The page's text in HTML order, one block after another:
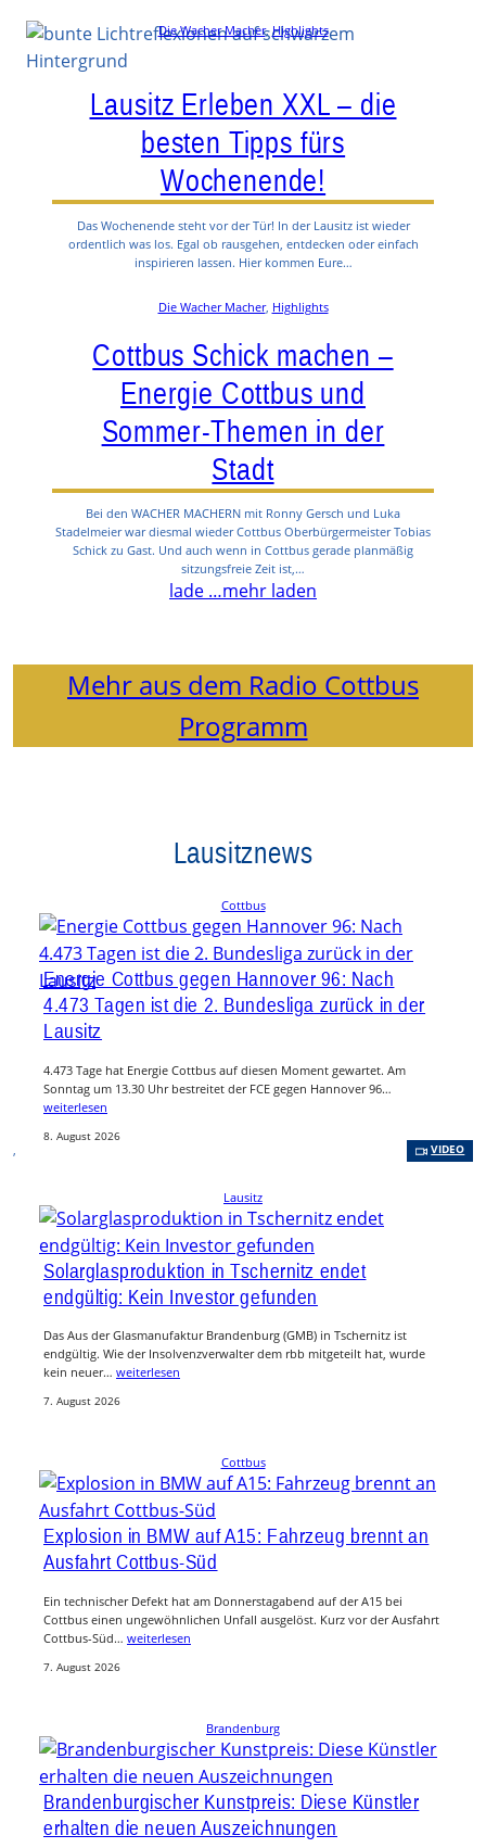
Die Wacher Macher, Highlights
Lausitz Erleben XXL – die
besten Tipps fürs
Wochenende!
Das Wochenende steht vor der Tür! In der Lausitz ist wieder
ordentlich was los. Egal ob rausgehen, entdecken oder einfach
inspirieren lassen. Hier kommen Eure…
Die Wacher Macher, Highlights
Cottbus Schick machen –
Energie Cottbus und
Sommer-Themen in der
Stadt
Bei den WACHER MACHERN mit Ronny Gersch und Luka
Stadelmeier war diesmal wieder Cottbus Oberbürgermeister Tobias
Schick zu Gast. Und auch wenn in Cottbus gerade planmäßig
sitzungsfreie Zeit ist,…
lade …mehr laden
Mehr aus dem Radio Cottbus
Programm
Lausitznews
Cottbus
, VIDEO
Energie Cottbus gegen Hannover 96: Nach
4.473 Tagen ist die 2. Bundesliga zurück in der
Lausitz
4.473 Tage hat Energie Cottbus auf diesen Moment gewartet. Am
Sonntag um 13.30 Uhr bestreitet der FCE gegen Hannover 96…
weiterlesen
8. August 2026
Lausitz
Solarglasproduktion in Tschernitz endet
endgültig: Kein Investor gefunden
Das Aus der Glasmanufaktur Brandenburg (GMB) in Tschernitz ist
endgültig. Wie der Insolvenzverwalter dem rbb mitgeteilt hat, wurde
kein neuer… weiterlesen
7. August 2026
Cottbus
Explosion in BMW auf A15: Fahrzeug brennt an
Ausfahrt Cottbus-Süd
Ein technischer Defekt hat am Donnerstagabend auf der A15 bei
Cottbus einen ungewöhnlichen Unfall ausgelöst. Kurz vor der Ausfahrt
Cottbus-Süd… weiterlesen
7. August 2026
Brandenburg
Brandenburgischer Kunstpreis: Diese Künstler
erhalten die neuen Auszeichnungen